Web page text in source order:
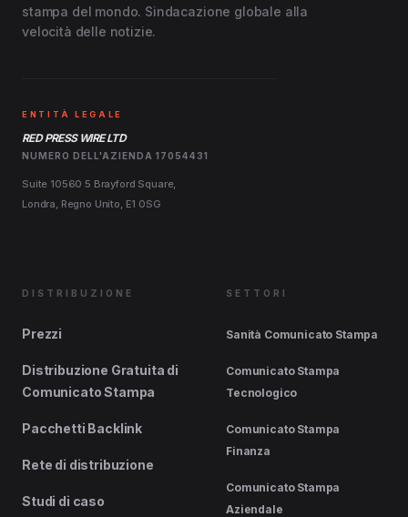
stampa del mondo. Sindacazione globale alla
velocità delle notizie.
ENTITÀ LEGALE
RED PRESS WIRE LTD
NUMERO DELL'AZIENDA 17054431
Suite 10560 5 Brayford Square,
Londra, Regno Unito, E1 0SG
DISTRIBUZIONE
Prezzi
Distribuzione Gratuita di
Comunicato Stampa
Pacchetti Backlink
Rete di distribuzione
Studi di caso
SETTORI
Sanità Comunicato Stampa
Comunicato Stampa
Tecnologico
Comunicato Stampa
Finanza
Comunicato Stampa
Aziendale